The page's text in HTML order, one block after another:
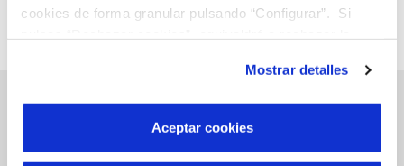
cookies de forma granular pulsando “Configurar”. Si
son indispensables para que el sitio web funcione y que
por tanto no se pueden desactivar. Puedes consultar
más información en nuestraPolítica de Cookies
Mostrar detalles
Aceptar cookies
Gestiones Online